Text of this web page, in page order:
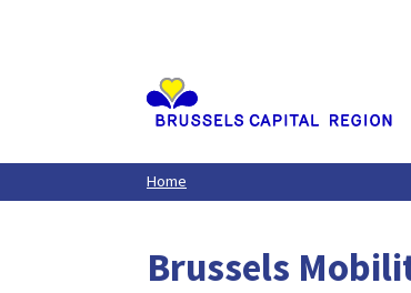
Home
Brussels